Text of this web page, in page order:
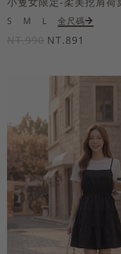
S M L 全尺碼
NT.990 NT.891